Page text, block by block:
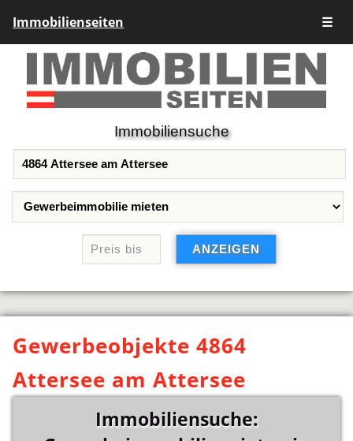
Immobilienseiten ☰
Immobiliensuche
Gewerbeobjekte 4864
Attersee am Attersee
Immobiliensuche: